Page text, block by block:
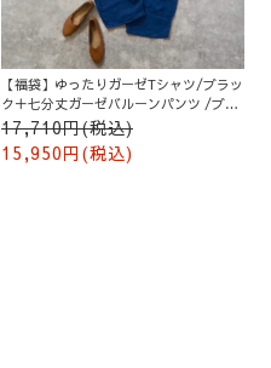
【福袋】ゆったりガーゼTシャツ/ブラッ
ク＋七分丈ガーゼバルーンパンツ /ブル
ー
17,710円(税込)
15,950円(税込)